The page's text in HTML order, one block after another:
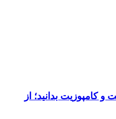
و کامپوزیت بدانید؛ از